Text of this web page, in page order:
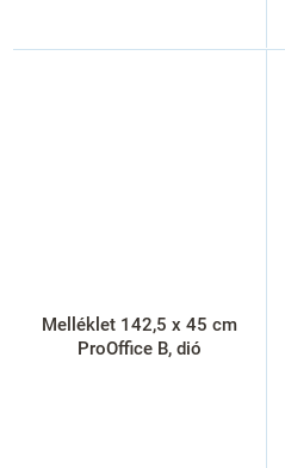
Melléklet 142,5 x 45 cm
ProOffice B, dió